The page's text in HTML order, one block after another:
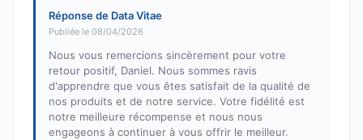
Réponse de Data Vitae
Publiée le 08/04/2026
Nous vous remercions sincèrement pour votre
retour positif, Daniel. Nous sommes ravis
d'apprendre que vous êtes satisfait de la qualité de
nos produits et de notre service. Votre fidélité est
notre meilleure récompense et nous nous
engageons à continuer à vous offrir le meilleur.